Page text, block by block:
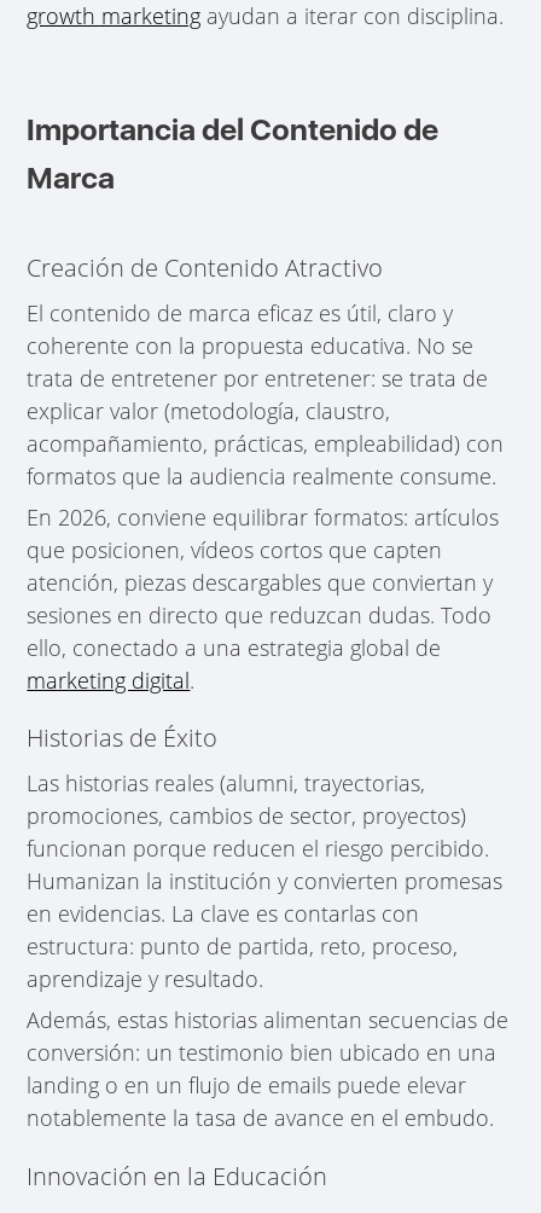
growth marketing ayudan a iterar con disciplina.
Importancia del Contenido de
Marca
Creación de Contenido Atractivo
El contenido de marca eficaz es útil, claro y
coherente con la propuesta educativa. No se
trata de entretener por entretener: se trata de
explicar valor (metodología, claustro,
acompañamiento, prácticas, empleabilidad) con
formatos que la audiencia realmente consume.
En 2026, conviene equilibrar formatos: artículos
que posicionen, vídeos cortos que capten
atención, piezas descargables que conviertan y
sesiones en directo que reduzcan dudas. Todo
ello, conectado a una estrategia global de
marketing digital.
Historias de Éxito
Las historias reales (alumni, trayectorias,
promociones, cambios de sector, proyectos)
funcionan porque reducen el riesgo percibido.
Humanizan la institución y convierten promesas
en evidencias. La clave es contarlas con
estructura: punto de partida, reto, proceso,
aprendizaje y resultado.
Además, estas historias alimentan secuencias de
conversión: un testimonio bien ubicado en una
landing o en un flujo de emails puede elevar
notablemente la tasa de avance en el embudo.
Innovación en la Educación